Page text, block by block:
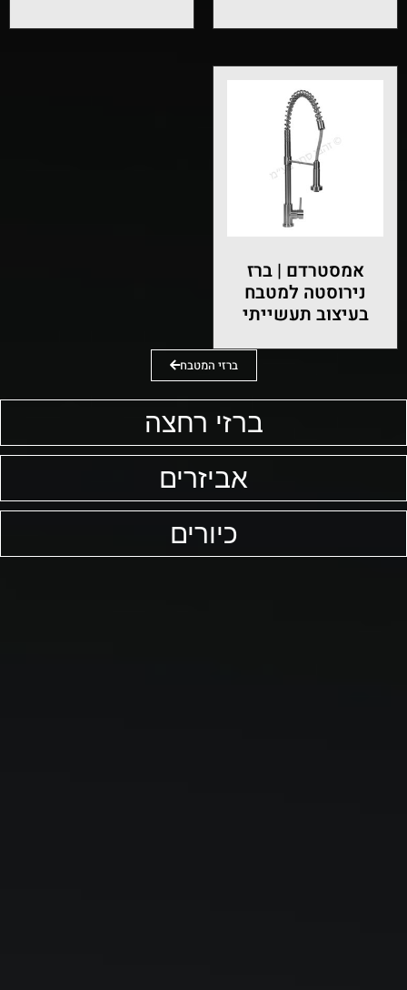
ברזי רחצה
אביזרים
כיורים
אמסטרדם | ברז
נירוסטה למטבח
בעיצוב תעשייתי
ברזי המטבח